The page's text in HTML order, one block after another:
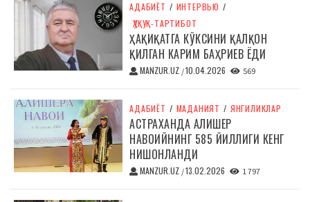
АДАБИЁТ / ИНТЕРВЬЮ /
ҲУҚУҚ-ТАРТИБОТ
ҲАҚИҚАТГА КЎКСИНИ ҚАЛҚОН
ҚИЛГАН КАРИМ БАҲРИЕВ ЁДИ
MANZUR.UZ /10.04.2026 569
АДАБИЁТ / МАДАНИЯТ / ЯНГИЛИКЛАР
АСТРАХАНДА АЛИШЕР
НАВОИЙНИНГ 585 ЙИЛЛИГИ КЕНГ
НИШОНЛАНДИ
MANZUR.UZ /13.02.2026 1 797